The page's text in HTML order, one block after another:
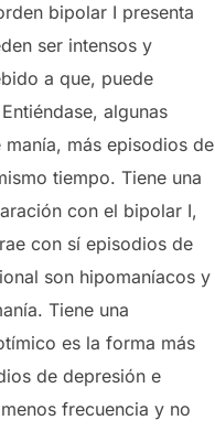
bipolar I presenta
ser intensos y
a que, puede
algunas
más episodios de
tiempo. Tiene una
con el bipolar I,
con sí episodios de
son hipomaníacos y
Tiene una
es la forma más
de depresión e
frecuencia y no